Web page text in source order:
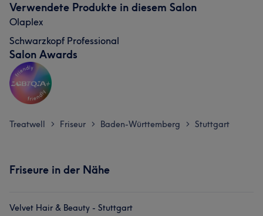
Verwendete Produkte in diesem Salon
Olaplex
Schwarzkopf Professional
Salon Awards
Treatwell > Friseur > Baden-Württemberg > Stuttgart
Friseure in der Nähe
Velvet Hair & Beauty - Stuttgart